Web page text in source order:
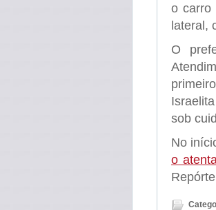
o carro
lateral,
O
sob
No
o